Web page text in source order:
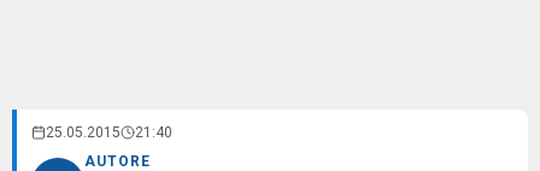
25.05.2015 21:40
AUTORE